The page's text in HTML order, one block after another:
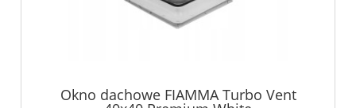
Okno dachowe FIAMMA Turbo Vent